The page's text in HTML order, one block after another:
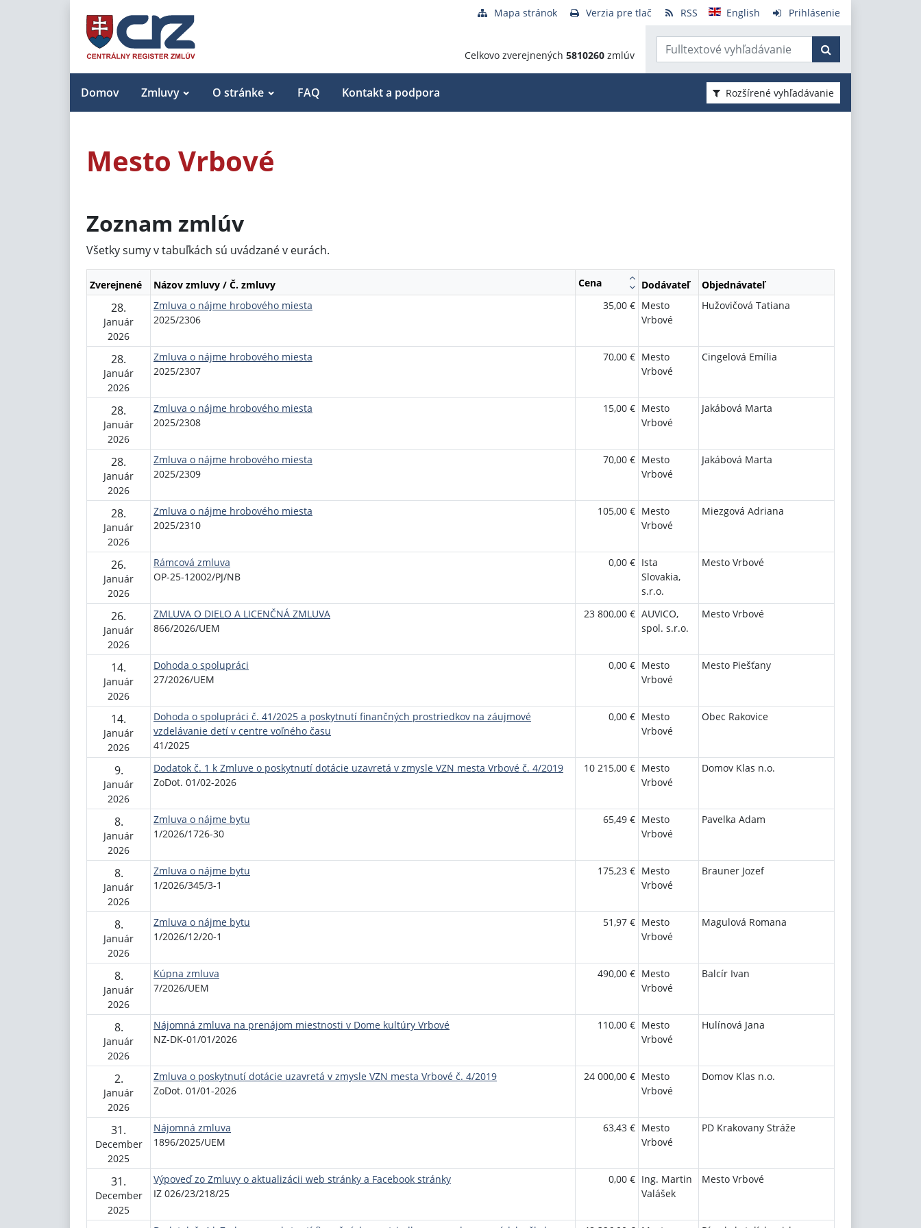
Mapa stránok Verzia pre tlač RSS English Prihlásenie
Celkovo zverejnených 5810260 zmlúv
Domov Zmluvy O stránke FAQ Kontakt a podpora Rozšírené vyhľadávanie
Mesto Vrbové
Zoznam zmlúv
Všetky sumy v tabuľkách sú uvádzané v eurách.
Zverejnené Názov zmluvy / Č. zmluvy Cena Dodávateľ Objednávateľ
28.
Január
2026
Zmluva o nájme hrobového miesta
2025/2306
35,00 € Mesto
Vrbové
Hužovičová Tatiana
28.
Január
2026
Zmluva o nájme hrobového miesta
2025/2307
70,00 € Mesto
Vrbové
Cingelová Emília
28.
Január
2026
Zmluva o nájme hrobového miesta
2025/2308
15,00 € Mesto
Vrbové
Jakábová Marta
28.
Január
2026
Zmluva o nájme hrobového miesta
2025/2309
70,00 € Mesto
Vrbové
Jakábová Marta
28.
Január
2026
Zmluva o nájme hrobového miesta
2025/2310
105,00 € Mesto
Vrbové
Miezgová Adriana
26.
Január
2026
Rámcová zmluva
OP-25-12002/PJ/NB
0,00 € Ista
Slovakia,
s.r.o.
Mesto Vrbové
26.
Január
2026
ZMLUVA O DIELO A LICENČNÁ ZMLUVA
866/2026/UEM
23 800,00 € AUVICO,
spol. s.r.o.
Mesto Vrbové
14.
Január
2026
Dohoda o spolupráci
27/2026/UEM
0,00 € Mesto
Vrbové
Mesto Piešťany
14.
Január
2026
Dohoda o spolupráci č. 41/2025 a poskytnutí finančných prostriedkov na záujmové
vzdelávanie detí v centre voľného času
41/2025
0,00 € Mesto
Vrbové
Obec Rakovice
9.
Január
2026
Dodatok č. 1 k Zmluve o poskytnutí dotácie uzavretá v zmysle VZN mesta Vrbové č. 4/2019
ZoDot. 01/02-2026
10 215,00 € Mesto
Vrbové
Domov Klas n.o.
8.
Január
2026
Zmluva o nájme bytu
1/2026/1726-30
65,49 € Mesto
Vrbové
Pavelka Adam
8.
Január
2026
Zmluva o nájme bytu
1/2026/345/3-1
175,23 € Mesto
Vrbové
Brauner Jozef
8.
Január
2026
Zmluva o nájme bytu
1/2026/12/20-1
51,97 € Mesto
Vrbové
Magulová Romana
8.
Január
2026
Kúpna zmluva
7/2026/UEM
490,00 € Mesto
Vrbové
Balcír Ivan
8.
Január
2026
Nájomná zmluva na prenájom miestnosti v Dome kultúry Vrbové
NZ-DK-01/01/2026
110,00 € Mesto
Vrbové
Hulínová Jana
2.
Január
2026
Zmluva o poskytnutí dotácie uzavretá v zmysle VZN mesta Vrbové č. 4/2019
ZoDot. 01/01-2026
24 000,00 € Mesto
Vrbové
Domov Klas n.o.
31.
December
2025
Nájomná zmluva
1896/2025/UEM
63,43 € Mesto
Vrbové
PD Krakovany Stráže
31.
December
2025
Výpoveď zo Zmluvy o aktualizácii web stránky a Facebook stránky
IZ 026/23/218/25
0,00 € Ing. Martin
Valášek
Mesto Vrbové